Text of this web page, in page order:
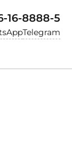
16-8888-5
Telegram